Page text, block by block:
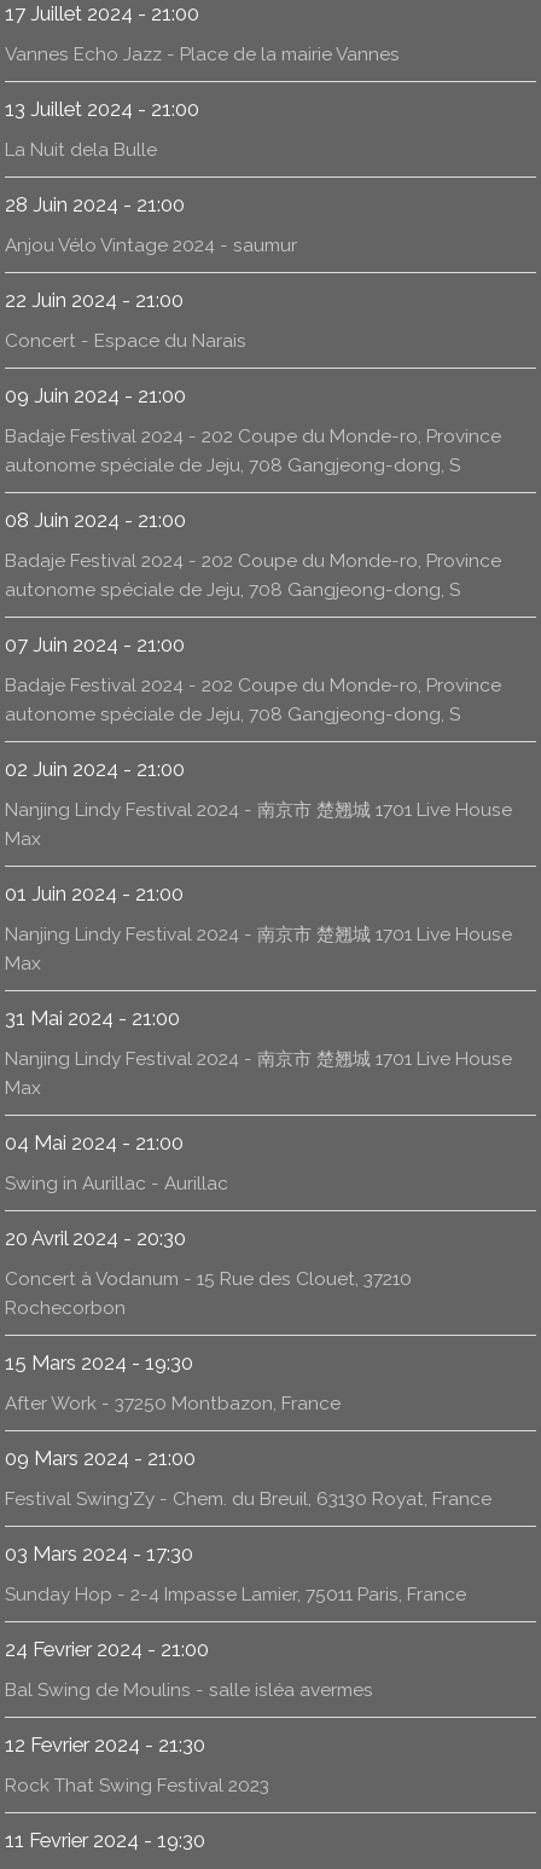
17 Juillet 2024 - 21:00
Vannes Echo Jazz - Place de la mairie Vannes
13 Juillet 2024 - 21:00
La Nuit dela Bulle
28 Juin 2024 - 21:00
Anjou Vélo Vintage 2024 - saumur
22 Juin 2024 - 21:00
Concert - Espace du Narais
09 Juin 2024 - 21:00
Badaje Festival 2024 - 202 Coupe du Monde-ro, Province
autonome spéciale de Jeju, 708 Gangjeong-dong, S
08 Juin 2024 - 21:00
Badaje Festival 2024 - 202 Coupe du Monde-ro, Province
autonome spéciale de Jeju, 708 Gangjeong-dong, S
07 Juin 2024 - 21:00
Badaje Festival 2024 - 202 Coupe du Monde-ro, Province
autonome spéciale de Jeju, 708 Gangjeong-dong, S
02 Juin 2024 - 21:00
Nanjing Lindy Festival 2024 - 南京市 楚翘城 1701 Live House
Max
01 Juin 2024 - 21:00
Nanjing Lindy Festival 2024 - 南京市 楚翘城 1701 Live House
Max
31 Mai 2024 - 21:00
Nanjing Lindy Festival 2024 - 南京市 楚翘城 1701 Live House
Max
04 Mai 2024 - 21:00
Swing in Aurillac - Aurillac
20 Avril 2024 - 20:30
Concert à Vodanum - 15 Rue des Clouet, 37210
Rochecorbon
15 Mars 2024 - 19:30
After Work - 37250 Montbazon, France
09 Mars 2024 - 21:00
Festival Swing'Zy - Chem. du Breuil, 63130 Royat, France
03 Mars 2024 - 17:30
Sunday Hop - 2-4 Impasse Lamier, 75011 Paris, France
24 Fevrier 2024 - 21:00
Bal Swing de Moulins - salle isléa avermes
12 Fevrier 2024 - 21:30
Rock That Swing Festival 2023
11 Fevrier 2024 - 19:30